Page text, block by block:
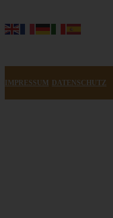
IMPRESSUM DATENSCHUTZ